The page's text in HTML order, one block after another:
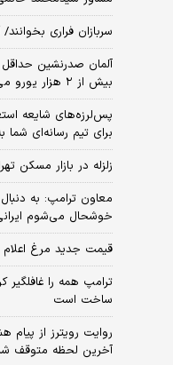
سربازان فراری
آلمان صدرنشین حداقل
بیش از ۲ هزار یورو می‌گیرند
پس‌لرزه‌های شایعه
برای تیم رسانه‌ای
زلزله در بازار مسکن تهران/ قیمت‌ها ۲
معاون ترامپ: به
خوشحال می‌شوم
قیمت جدید مرغ
ترامپ همه را غافلگیر
ساخت است
روایت رویترز از پیام
آخرین لحظه متوقف